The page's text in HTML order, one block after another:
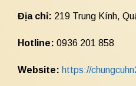
Địa chỉ: 219 Trung Kính,
Hotline: 0936 201 858
Website: https://